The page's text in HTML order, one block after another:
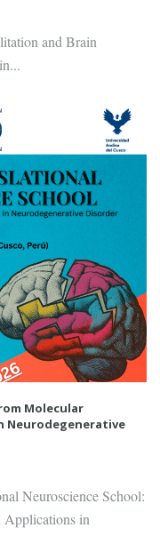
and Brain
Molecular
Neurodegenerative
Neuroscience School:
Applications in